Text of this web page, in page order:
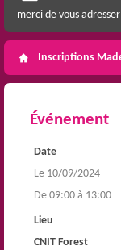
merci de vous
Inscriptions
Événement
Date
Le 10/09/2024
De 09:00 à 13:00
Lieu
CNIT Forest